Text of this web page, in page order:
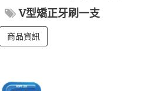
V型矯正牙刷一支
商品資訊